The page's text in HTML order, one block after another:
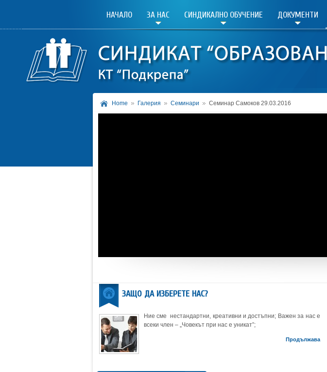
НАЧАЛО ЗА НАС СИНДИКАЛНО ОБУЧЕНИЕ ДОКУМЕНТИ
Home Галерия Семинари Семинар Самоков 29.03.2016
ЗАЩО ДА ИЗБЕРЕТЕ НАС?
Ние сме нестандартни, креативни и достъпни; Важен за нас е
всеки член – „Човекът при нас е уникат”;
Продължава